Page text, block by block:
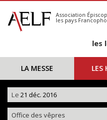
S'abonner
Calendrier
Association
les pays
les
LA MESSE LES
Le 21 déc. 2016
Office des vêpres